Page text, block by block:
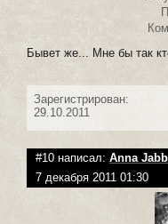
Бывет же... Мне бы так
Зарегистрирован:
29.10.2011
#10 написал: Anna
7 декабря 2011 01:30